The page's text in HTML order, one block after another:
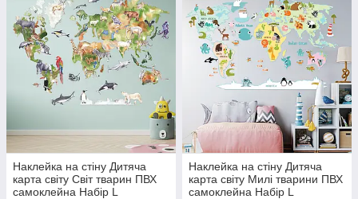
Наклейка на стіну Дитяча
карта світу Світ тварин ПВХ
самоклейна Набір L
Наклейка на стіну Дитяча
карта світу Милі тварини ПВХ
самоклейна Набір L